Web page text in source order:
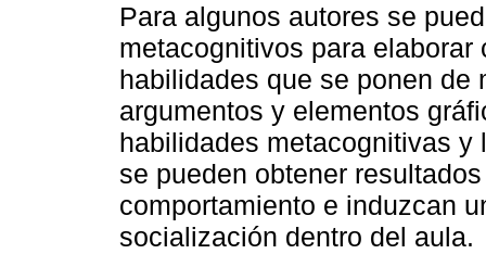
Para algunos autores se
metacognitivos para
habilidades que se ponen de
argumentos y elementos
habilidades metacognitivas
se pueden obtener
comportamiento e induzcan
socialización dentro del aula.